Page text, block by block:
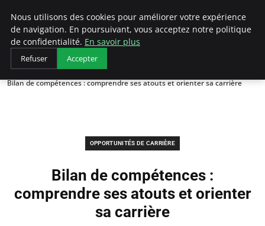
AIESEC France
Accueil
Opportunités de Carrière
Bilan de compétences : comprendre ses atouts et orienter sa carrière
OPPORTUNITÉS DE CARRIÈRE
Bilan de compétences :
comprendre ses atouts et orienter
sa carrière
Nous utilisons des cookies pour améliorer votre expérience
de navigation. En poursuivant, vous acceptez notre politique
de confidentialité. En savoir plus
Refuser Accepter